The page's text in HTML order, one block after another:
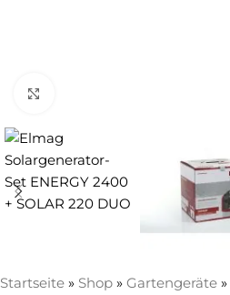
Startseite » Shop » Gartengeräte »